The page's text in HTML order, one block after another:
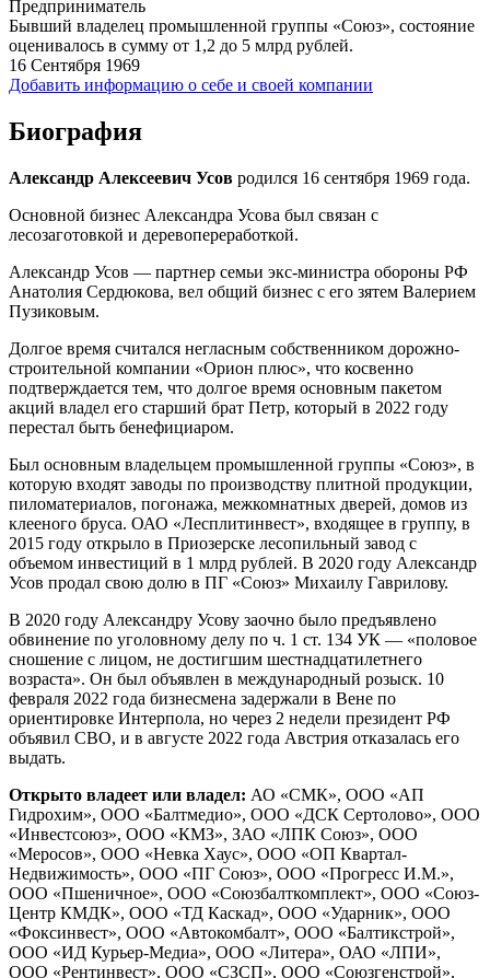
Предприниматель
Бывший владелец промышленной группы «Союз», состояние
оценивалось в сумму от 1,2 до 5 млрд рублей.
16 Сентября 1969
Добавить информацию о себе и своей компании
Биография
Александр Алексеевич Усов родился 16 сентября 1969 года.
Основной бизнес Александра Усова был связан с
лесозаготовкой и деревопереработкой.
Александр Усов — партнер семьи экс-министра обороны РФ
Анатолия Сердюкова, вел общий бизнес с его зятем Валерием
Пузиковым.
Долгое время считался негласным собственником дорожно-
строительной компании «Орион плюс», что косвенно
подтверждается тем, что долгое время основным пакетом
акций владел его старший брат Петр, который в 2022 году
перестал быть бенефициаром.
Был основным владельцем промышленной группы «Союз», в
которую входят заводы по производству плитной продукции,
пиломатериалов, погонажа, межкомнатных дверей, домов из
клееного бруса. ОАО «Лесплитинвест», входящее в группу, в
2015 году открыло в Приозерске лесопильный завод с
объемом инвестиций в 1 млрд рублей. В 2020 году Александр
Усов продал свою долю в ПГ «Союз» Михаилу Гаврилову.
В 2020 году Александру Усову заочно было предъявлено
обвинение по уголовному делу по ч. 1 ст. 134 УК — «половое
сношение с лицом, не достигшим шестнадцатилетнего
возраста». Он был объявлен в международный розыск. 10
февраля 2022 года бизнесмена задержали в Вене по
ориентировке Интерпола, но через 2 недели президент РФ
объявил СВО, и в августе 2022 года Австрия отказалась его
выдать.
Открыто владеет или владел: АО «СМК», ООО «АП
Гидрохим», ООО «Балтмедио», ООО «ДСК Сертолово», ООО
«Инвестсоюз», ООО «КМЗ», ЗАО «ЛПК Союз», ООО
«Меросов», ООО «Невка Хаус», ООО «ОП Квартал-
Недвижимость», ООО «ПГ Союз», ООО «Прогресс И.М.»,
ООО «Пшеничное», ООО «Союзбалткомплект», ООО «Союз-
Центр КМДК», ООО «ТД Каскад», ООО «Ударник», ООО
«Фоксинвест», ООО «Автокомбалт», ООО «Балтикстрой»,
ООО «ИД Курьер-Медиа», ООО «Литера», ОАО «ЛПИ»,
ООО «Рентинвест», ООО «СЗСП», ООО «Союзгенстрой»,